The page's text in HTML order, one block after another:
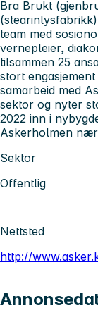
Bra Brukt
team med
vernepleier,
tilsammen 25
stort
samarbeid med
sektor og nyter
2022 inn i
Askerholmen
Sektor
Offentlig
Nettsted
http://